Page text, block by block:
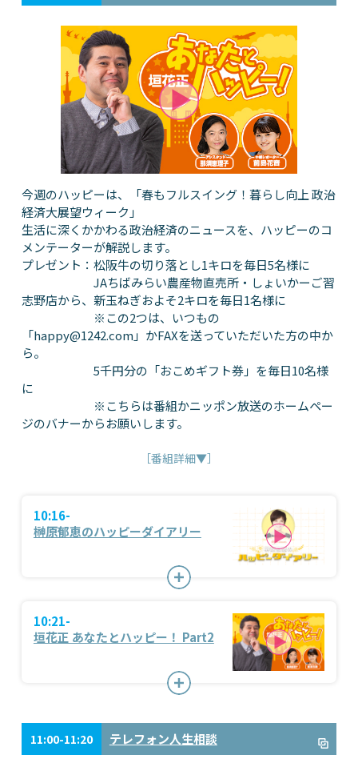
今週のハッピーは、「春もフルスイング！暮らし向上 政治
経済大展望ウィーク」
生活に深くかかわる政治経済のニュースを、ハッピーのコ
メンテーターが解説します。
プレゼント：松阪牛の切り落とし1キロを毎日5名様に
JAちばみらい農産物直売所・しょいかーご習
志野店から、新玉ねぎおよそ2キロを毎日1名様に
※この2つは、いつもの
「happy@1242.com」かFAXを送っていただいた方の中か
ら。
5千円分の「おこめギフト券」を毎日10名様
に
※こちらは番組かニッポン放送のホームペー
ジのバナーからお願いします。
［番組詳細▼］
10:16-
榊原郁恵のハッピーダイアリー
10:21-
垣花正 あなたとハッピー！ Part2
11:00-11:20 テレフォン人生相談